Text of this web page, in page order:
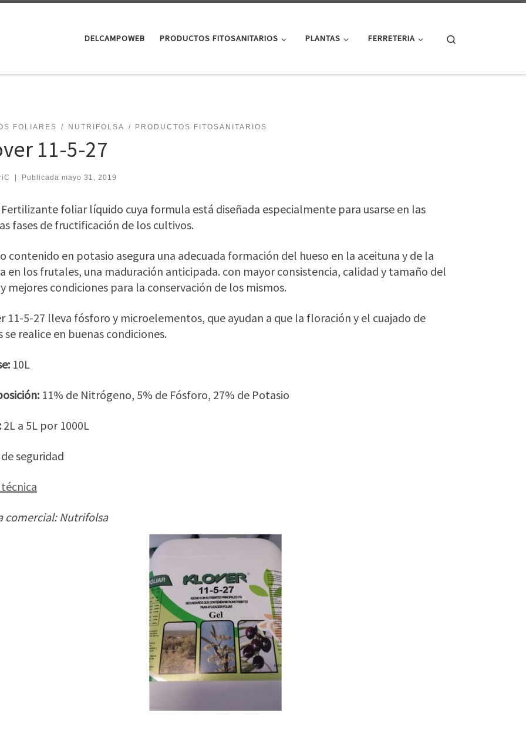
DELCAMPOWEB PRODUCTOS FITOSANITARIOS PLANTAS FERRETERIA
FOLIARES NUTRIFOLSA PRODUCTOS FITOSANITARIOS
11-5-27
Publicada mayo 31, 2019
Fertilizante foliar líquido cuya formula está diseñada especialmente para usarse en las
fases de fructificación de los cultivos.
contenido en potasio asegura una adecuada formación del hueso en la aceituna y de la
en los frutales, una maduración anticipada. con mayor consistencia, calidad y tamaño del
mejores condiciones para la conservación de los mismos.
11-5-27 lleva fósforo y microelementos, que ayudan a que la floración y el cuajado de
realice en buenas condiciones.
10L
: 11% de Nitrógeno, 5% de Fósforo, 27% de Potasio
2L a 5L por 1000L
seguridad
comercial: Nutrifolsa